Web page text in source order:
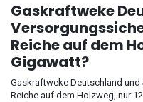
Gaskraftweke
Reiche auf dem
Gigawatt?
Gaskraftweke Deutschland
Reiche auf dem Holzweg, nur